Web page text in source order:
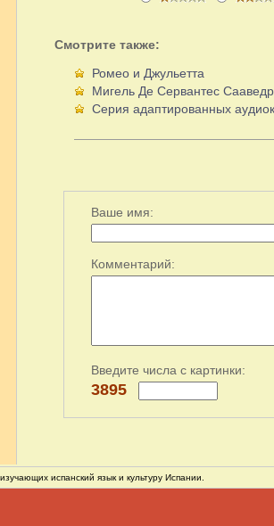
Смотрите также:
Ромео и Джульетта
Мигель Де Сервантес
Серия адаптированных
Ваше имя:
Комментарий:
Введите числа с картинки:
3895
испанский язык и культуру Испании.